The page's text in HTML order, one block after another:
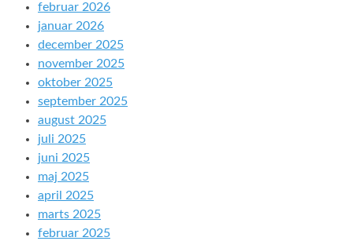
februar 2026
januar 2026
december 2025
november 2025
oktober 2025
september 2025
august 2025
juli 2025
juni 2025
maj 2025
april 2025
marts 2025
februar 2025